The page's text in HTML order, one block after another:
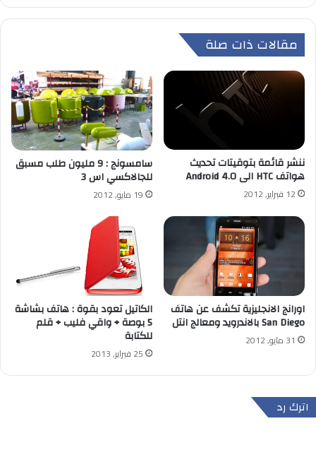
مقالات ذات صلة
ننشر قائمة بتوقيتات تحديث
هواتف HTC الى Android 4.0
12 فبراير, 2012
سامسونج : 9 مليون طلب مسبق
للجالاكسي اس 3
19 مايو, 2012
اورانج الانجليزية تكشف عن هاتف
San Diego بالاندرويد ومعالج انتل
31 مايو, 2012
الكاتيل تعود بقوة : هاتف بشاشة
5 بوصة + واقي فليب + قلم
للكتابة
25 فبراير, 2013
اترك رد